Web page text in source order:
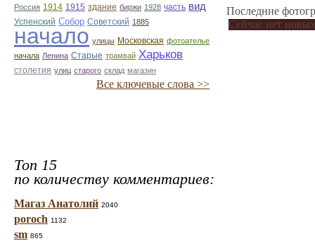
Россия 1914 1915 здание биржи 1928 часть вид
Успенский Собор Советский 1885
начало улицы Московская фотоателье
начала Ленина Старые трамвай Харьков
столетия улиц старого склад магазин
Все ключевые слова >>
Топ 15
по количеству комментариев:
Магаз Анатолий 2040
poroch 1132
sm 865
Последние
Сейчас нет